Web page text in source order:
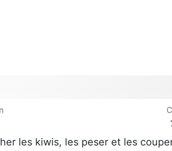
les kiwis, les peser et les